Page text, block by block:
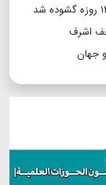
اشرف
جهان